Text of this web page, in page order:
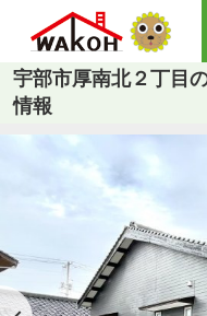
宇部市厚南北２丁目
情報